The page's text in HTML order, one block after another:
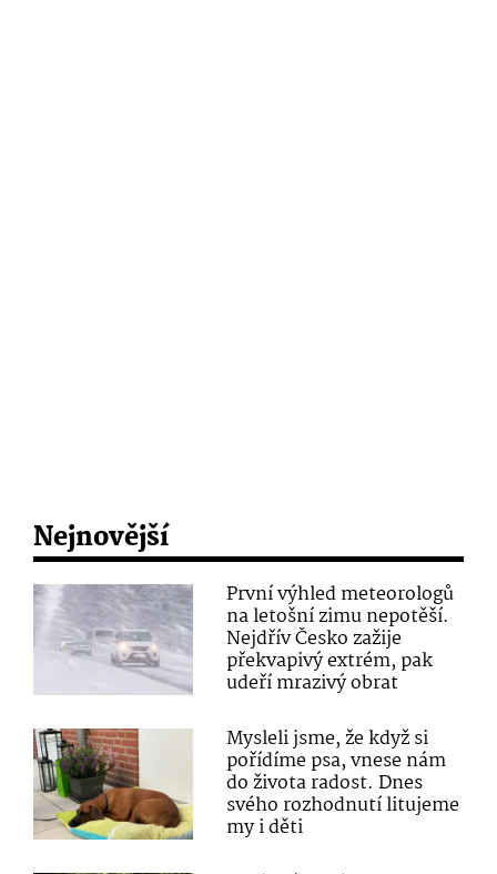
Nejnovější
První výhled meteorologů
na letošní zimu nepotěší.
Nejdřív Česko zažije
překvapivý extrém, pak
udeří mrazivý obrat
Mysleli jsme, že když si
pořídíme psa, vnese nám
do života radost. Dnes
svého rozhodnutí litujeme
my i děti